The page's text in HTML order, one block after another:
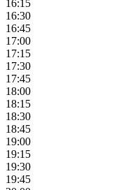
16:15
16:30
16:45
17:00
17:15
17:30
17:45
18:00
18:15
18:30
18:45
19:00
19:15
19:30
19:45